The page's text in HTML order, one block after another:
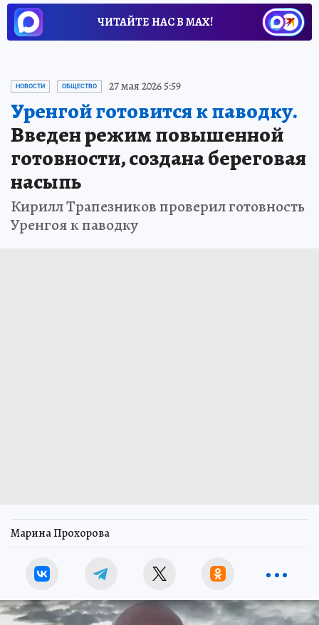
ЧИТАЙТЕ НАС В МАХ!
НОВОСТИ ОБЩЕСТВО 27 мая 2026 5:59
Уренгой готовится к паводку.
Введен режим повышенной
готовности, создана береговая
насыпь
Кирилл Трапезников проверил готовность
Уренгоя к паводку
Марина Прохорова